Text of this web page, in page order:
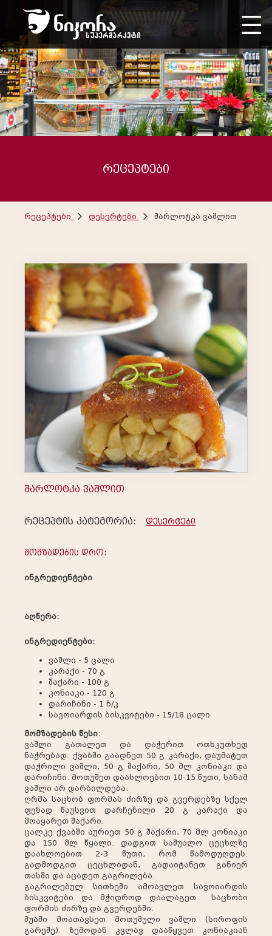
რეცეპტები
რეცეპტები დესერტები შარლოტკა ვაშლით
შარლოტკა ვაშლით
რეცეპტის კატეგორია: დესერტები
მომზადების დრო:
ინგრედიენტები
აღწერა:
ინგრედიენტები:
ვაშლი - 5 ცალი
კარაქი - 70 გ
შაქარი - 100 გ
კონიაკი - 120 გ
დარიჩინი - 1 ჩ/კ
სავოიარდის ბისკვიტები - 15/18 ცალი
მომზადების წესი:
ვაშლი გათალეთ და დაჭერით ოთხკუთხედ
ნაჭრებად. ქვაბში გაადნეთ 50 გ კარაქი, დაუმატეთ
დაჭრილი ვაშლი, 50 გ შაქარი, 50 მლ კონიაკი და
დარიჩინი. მოთუშეთ დაახლოებით 10-15 წუთი, სანამ
ვაშლი არ დარბილდება.
ღრმა საცხობ ფორმას ძირზე და გვერდებზე სქელ
ფენად წაუსვით დარჩენილი 20 გ კარაქი და
მოაყარეთ შაქარი.
ცალკე ქვაბში აურიეთ 50 გ შაქარი, 70 მლ კონიაკი
და 150 მლ წყალი. დადგით საშუალო ცეცხლზე
დაახლოებით 2-3 წუთი, რომ წამოდუღდეს.
გადმოდგით ცეცხლიდან, გადაიტანეთ განიერ
თასში და აცადეთ გაგრილება.
გაგრილებულ სითხეში ამოავლეთ სავოიარდის
ბისკვიტები და მჭიდროდ დაალაგეთ საცხობი
ფორმის ძირზე და გვერდებში.
შუაში მოათავსეთ მოთუშული ვაშლი (სიროფის
გარეშე). ზემოდან კვლავ დააწყვეთ კონიაკიან